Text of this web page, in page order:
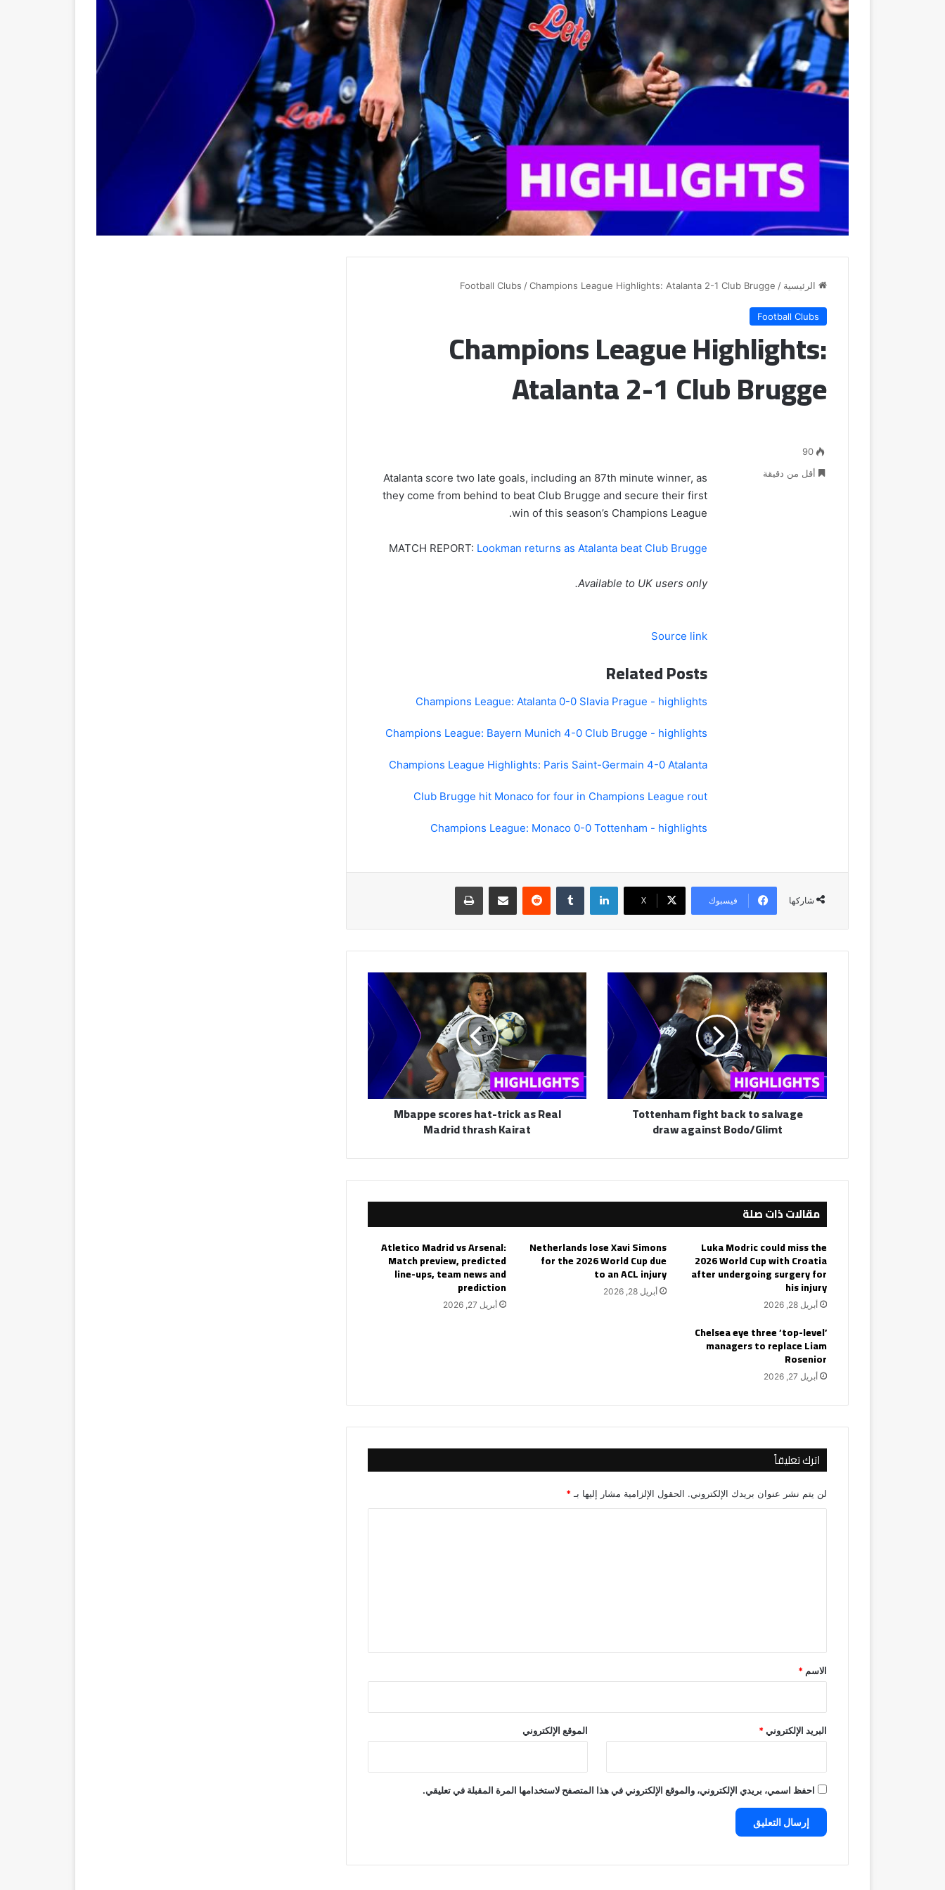
الرئيسية /
Football Clubs /Champions League Highlights: Atalanta 2-1 Club Brugge
Football Clubs
Champions League Highlights:
Atalanta 2-1 Club Brugge
Atalanta score two late goals, including an 87th minute winner, as
they come from behind to beat Club Brugge and secure their first
win of this season’s Champions League.
MATCH REPORT: Lookman returns as Atalanta beat Club Brugge
Available to UK users only.
Source link
Related Posts
Champions League: Atalanta 0-0 Slavia Prague - highlights
Champions League: Bayern Munich 4-0 Club Brugge - highlights
Champions League Highlights: Paris Saint-Germain 4-0 Atalanta
Club Brugge hit Monaco for four in Champions League rout
Champions League: Monaco 0-0 Tottenham - highlights
90
أقل من دقيقة
شاركها فيسبوك ‫X
لينكدإن مشاركة عبر البريد طباعة
Tottenham
fight
back
to
salvage
draw
Bodo/Glimt
Tottenham fight back to salvage
draw against Bodo/Glimt
Mbappe
scores
hat-
trick
as
Real
thrash
Kairat
Mbappe scores hat-trick as Real
Madrid thrash Kairat
مقالات ذات صلة
Luka Modric could miss the
2026 World Cup with Croatia
after undergoing surgery for
his injury
أبريل 28, 2026
Netherlands lose Xavi Simons
for the 2026 World Cup due
to an ACL injury
أبريل 28, 2026
Atletico Madrid vs Arsenal:
Match preview, predicted
line-ups, team news and
prediction
أبريل 27, 2026
Chelsea eye three ‘top-level’
managers to replace Liam
Rosenior
أبريل 27, 2026
اترك تعليقاً
لن يتم نشر عنوان بريدك الإلكتروني. الحقول الإلزامية مشار إليها بـ*
*
الاسم *
البريد الإلكتروني* الموقع الإلكتروني
احفظ اسمي، بريدي الإلكتروني، والموقع الإلكتروني في هذا المتصفح لاستخدامها المرة المقبلة في تعليقي.